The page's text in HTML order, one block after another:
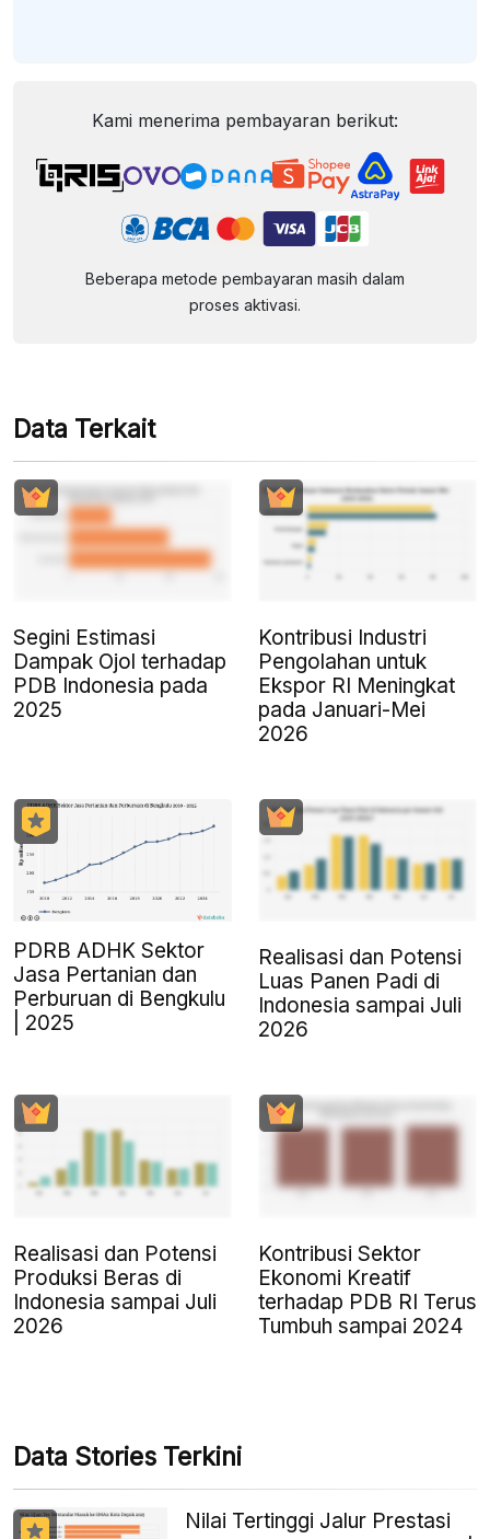
Kami menerima pembayaran berikut:
Beberapa metode pembayaran masih dalam
proses aktivasi.
Data Terkait
Segini Estimasi
Dampak Ojol terhadap
PDB Indonesia pada
2025
Kontribusi Industri
Pengolahan untuk
Ekspor RI Meningkat
pada Januari-Mei
2026
PDRB ADHK Sektor
Jasa Pertanian dan
Perburuan di Bengkulu
| 2025
Realisasi dan Potensi
Luas Panen Padi di
Indonesia sampai Juli
2026
Realisasi dan Potensi
Produksi Beras di
Indonesia sampai Juli
2026
Kontribusi Sektor
Ekonomi Kreatif
terhadap PDB RI Terus
Tumbuh sampai 2024
Data Stories Terkini
Nilai Tertinggi Jalur Prestasi